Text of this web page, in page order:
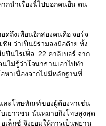
กนำเรื่องนี้ไปบอกคนอื่น ตน
ดถึงเพื่อนอีกสองคนคือ จอร์จ
ย ว่าเป็นผู้ร่วมลงมือด้วย ทั้ง
ปืนไรเฟิ่ล .22 คาลิเบอร์ จาก
ไม่รู้ว่าโจนาธานเอาไปทำ
หาเนื่องจากไม่มีหลักฐานที่
ละโทษทัณฑ์ของผู้ต้องหาเช่น
เยาวชน นั่นหมายถึงโทษสูงสุด
เล็กซ์ จึงยอมให้การเป็นพยาน